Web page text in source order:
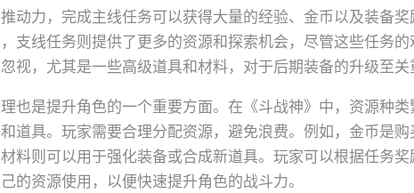
动力，完成主线任务可以获得大量的经验、金币以及装备奖
支线任务则提供了更多的资源和探索机会，尽管这些任务的
视，尤其是一些高级道具和材料，对于后期装备的升级至关
也是提升角色的一个重要方面。在《斗战神》中，资源种
道具。玩家需要合理分配资源，避免浪费。例如，金币是购
料则可以用于强化装备或合成新道具。玩家可以根据任务奖
的资源使用，以便快速提升角色的战斗力。